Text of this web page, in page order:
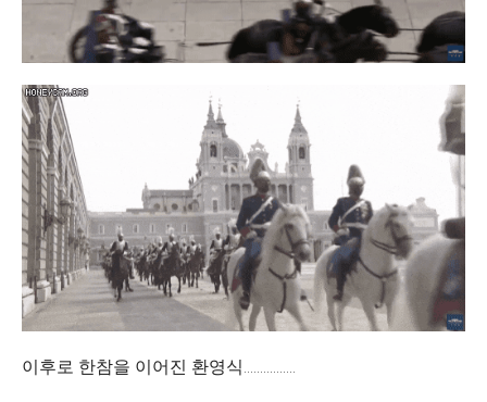
이후로 한참을 이어진 환영식................